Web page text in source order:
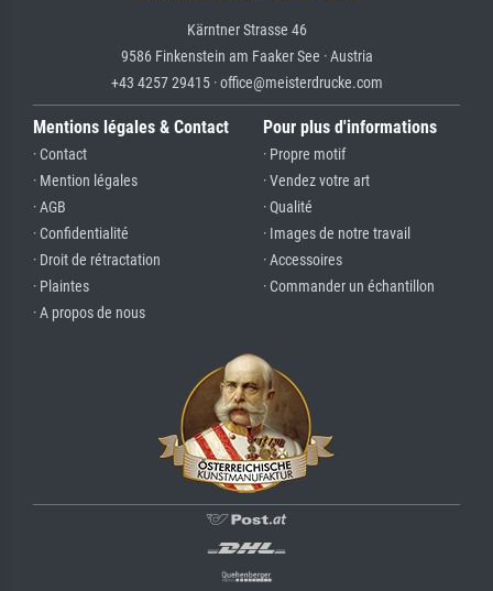
Kärntner Strasse 46
9586 Finkenstein am Faaker See · Austria
+43 4257 29415 · office@meisterdrucke.com
Mentions légales & Contact
· Contact
· Mention légales
· AGB
· Confidentialité
· Droit de rétractation
· Plaintes
· A propos de nous
Pour plus d'informations
· Propre motif
· Vendez votre art
· Qualité
· Images de notre travail
· Accessoires
· Commander un échantillon